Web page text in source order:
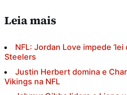
Leia mais
NFL: Jordan Love impede
Steelers
Justin Herbert domina e
Vikings na NFL